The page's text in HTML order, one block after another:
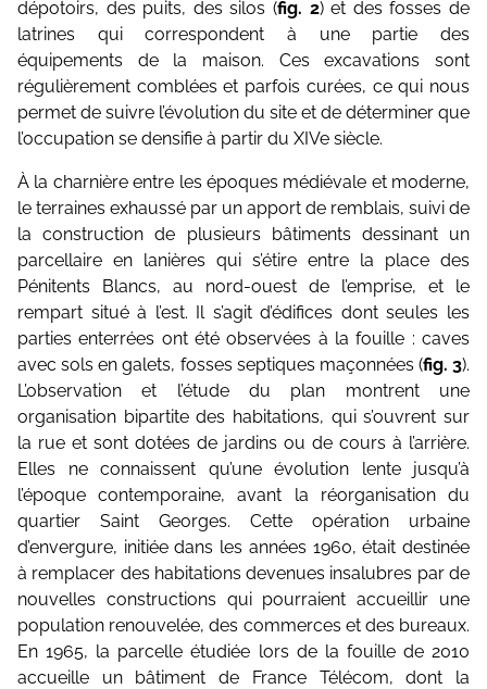
dépotoirs, des puits, des silos (fig. 2) et des fosses de
latrines qui correspondent à une partie des
équipements de la maison. Ces excavations sont
régulièrement comblées et parfois curées, ce qui nous
permet de suivre l’évolution du site et de déterminer que
l’occupation se densifie à partir du XIVe siècle.
À la charnière entre les époques médiévale et moderne,
le terraines exhaussé par un apport de remblais, suivi de
la construction de plusieurs bâtiments dessinant un
parcellaire en lanières qui s’étire entre la place des
Pénitents Blancs, au nord-ouest de l’emprise, et le
rempart situé à l’est. Il s’agit d’édifices dont seules les
parties enterrées ont été observées à la fouille : caves
avec sols en galets, fosses septiques maçonnées (fig. 3).
L’observation et l’étude du plan montrent une
organisation bipartite des habitations, qui s’ouvrent sur
la rue et sont dotées de jardins ou de cours à l’arrière.
Elles ne connaissent qu’une évolution lente jusqu’à
l’époque contemporaine, avant la réorganisation du
quartier Saint Georges. Cette opération urbaine
d’envergure, initiée dans les années 1960, était destinée
à remplacer des habitations devenues insalubres par de
nouvelles constructions qui pourraient accueillir une
population renouvelée, des commerces et des bureaux.
En 1965, la parcelle étudiée lors de la fouille de 2010
accueille un bâtiment de France Télécom, dont la